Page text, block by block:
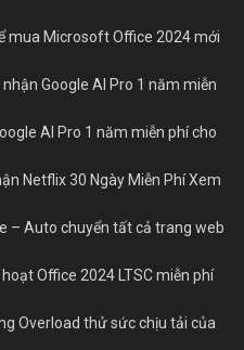
mua Microsoft Office 2024 mới
Google AI Pro 1 năm miễn
AI Pro 1 năm miễn phí cho
Netflix 30 Ngày Miễn Phí Xem
– Auto chuyển tất cả trang web
Office 2024 LTSC miễn phí
Overload thử sức chịu tải của